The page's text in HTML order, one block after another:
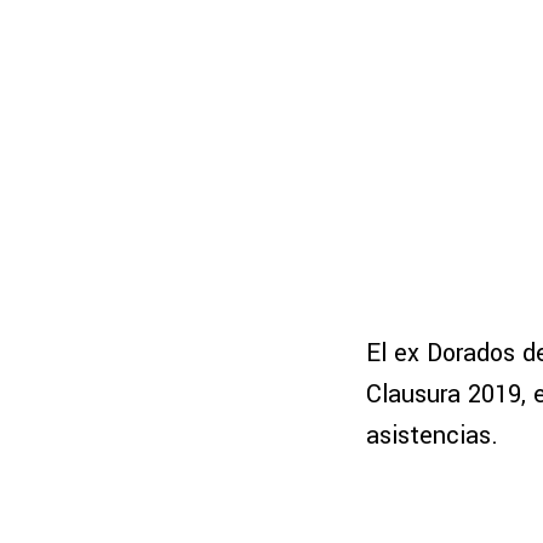
El ex Dorados
Clausura
asistencias.